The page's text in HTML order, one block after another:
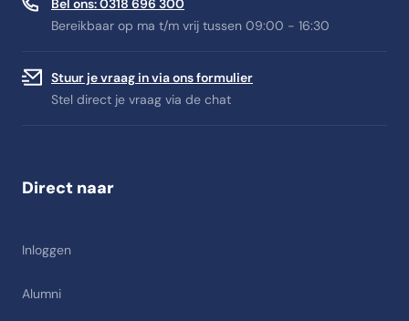
Bel ons: 0318 696 300
Bereikbaar op ma t/m vrij tussen 09:00 - 16:30
Stuur je vraag in via ons formulier
Stel direct je vraag via de chat
Direct naar
Inloggen
Alumni